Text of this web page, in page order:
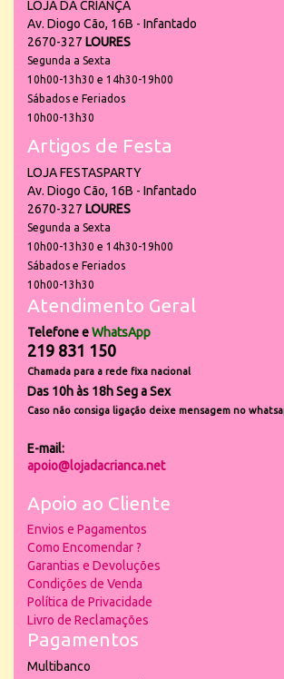
LOJA DA CRIANÇA
Av. Diogo Cão, 16B - Infantado
2670-327 LOURES
Segunda a Sexta
10h00-13h30 e 14h30-19h00
Sábados e Feriados
10h00-13h30
Artigos de Festa
LOJA FESTASPARTY
Av. Diogo Cão, 16B - Infantado
2670-327 LOURES
Segunda a Sexta
10h00-13h30 e 14h30-19h00
Sábados e Feriados
10h00-13h30
Atendimento Geral
Telefone eWhatsApp
219 831 150
Chamada para a rede fixa nacional
Das 10h às 18h Seg a Sex
Caso não consiga ligação deixe mensagem no
E-mail:
apoio@lojadacrianca.net
Apoio ao Cliente
Envios e Pagamentos
Como Encomendar ?
Garantias e Devoluções
Condições de Venda
Política de Privacidade
Livro de Reclamações
Pagamentos
Multibanco